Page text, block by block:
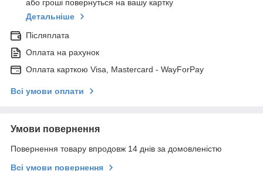
або гроші повернуться на вашу картку
Детальніше
Післяплата
Оплата на рахунок
Оплата карткою Visa, Mastercard - WayForPay
Всі умови оплати
Умови повернення
Повернення товару впродовж 14 днів за домовленістю
Всі умови повернення